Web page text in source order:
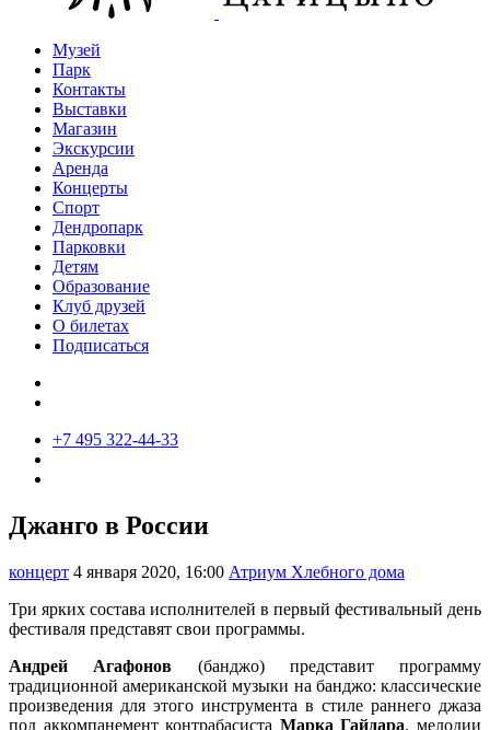
Музей
Парк
Контакты
Выставки
Магазин
Экскурсии
Аренда
Концерты
Спорт
Дендропарк
Парковки
Детям
Образование
Клуб друзей
О билетах
Подписаться
+7 495 322-44-33
Джанго в России
концерт 4 января 2020, 16:00 Атриум Хлебного дома
Три ярких состава исполнителей в первый фестивальный день
фестиваля представят свои программы.
Андрей Агафонов (банджо) представит программу
традиционной американской музыки на банджо: классические
произведения для этого инструмента в стиле раннего джаза
под аккомпанемент контрабасиста Марка Гайдара, мелодии